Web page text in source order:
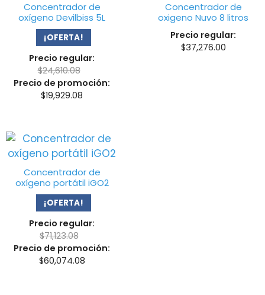
Concentrador de
oxígeno Devilbiss 5L
¡OFERTA!
Precio regular:
$24,610.08
Precio de promoción:
$19,929.08
Concentrador de
oxigeno Nuvo 8 litros
Precio regular:
$37,276.00
Concentrador de
oxígeno portátil iGO2
¡OFERTA!
Precio regular:
$71,123.08
Precio de promoción:
$60,074.08